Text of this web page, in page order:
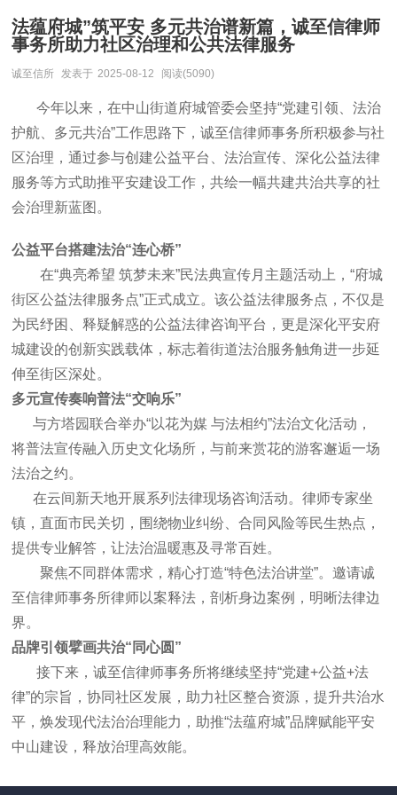
法蕴府城”筑平安 多元共治谱新篇，诚至信律师
事务所助力社区治理和公共法律服务
诚至信所 发表于 2025-08-12 阅读(5090)
今年以来，在中山街道府城管委会坚持“党建引领、法治
护航、多元共治”工作思路下，诚至信律师事务所积极参与社
区治理，通过参与创建公益平台、法治宣传、深化公益法律
服务等方式助推平安建设工作，共绘一幅共建共治共享的社
会治理新蓝图。
公益平台搭建法治“连心桥”
在“典亮希望 筑梦未来”民法典宣传月主题活动上，“府城
街区公益法律服务点”正式成立。该公益法律服务点，不仅是
为民纾困、释疑解惑的公益法律咨询平台，更是深化平安府
城建设的创新实践载体，标志着街道法治服务触角进一步延
伸至街区深处。
多元宣传奏响普法“交响乐”
与方塔园联合举办“以花为媒 与法相约”法治文化活动，
将普法宣传融入历史文化场所，与前来赏花的游客邂逅一场
法治之约。
在云间新天地开展系列法律现场咨询活动。律师专家坐
镇，直面市民关切，围绕物业纠纷、合同风险等民生热点，
提供专业解答，让法治温暖惠及寻常百姓。
聚焦不同群体需求，精心打造“特色法治讲堂”。邀请诚
至信律师事务所律师以案释法，剖析身边案例，明晰法律边
界。
品牌引领擘画共治“同心圆 ”
接下来，诚至信律师事务所将继续坚持“党建+公益+法
律”的宗旨，协同社区发展，助力社区整合资源，提升共治水
平，焕发现代法治治理能力，助推“法蕴府城”品牌赋能平安
中山建设，释放治理高效能。